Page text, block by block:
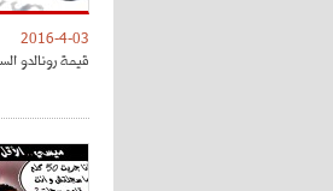
2016-4-03
قيمة رونالدو